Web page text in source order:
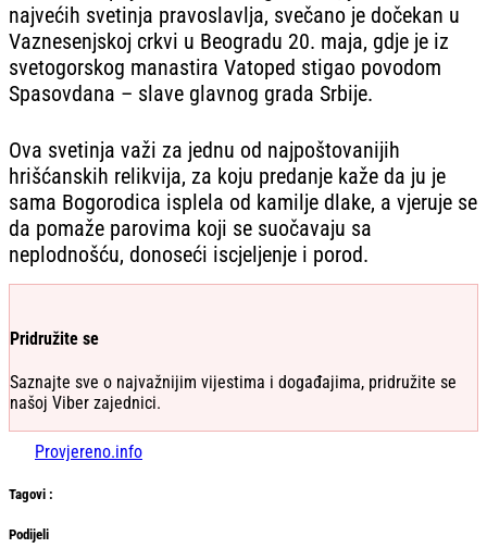
najvećih svetinja pravoslavlja, svečano je dočekan u
Vaznesenjskoj crkvi u Beogradu 20. maja, gdje je iz
svetogorskog manastira Vatoped stigao povodom
Spasovdana – slave glavnog grada Srbije.
Ova svetinja važi za jednu od najpoštovanijih
hrišćanskih relikvija, za koju predanje kaže da ju je
sama Bogorodica isplela od kamilje dlake, a vjeruje se
da pomaže parovima koji se suočavaju sa
neplodnošću, donoseći iscjeljenje i porod.
Pridružite se
Saznajte sve o najvažnijim vijestima i događajima, pridružite se
našoj Viber zajednici.
Provjereno.info
Tagovi :
Podijeli